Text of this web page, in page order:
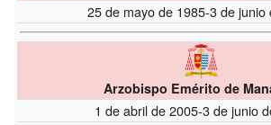
25 de mayo de 1985-3 de junio
Arzobispo Emérito de
1 de abril de 2005-3 de junio